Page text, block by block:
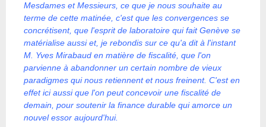
Mesdames et Messieurs, ce que je nous souhaite au
terme de cette matinée, c'est que les convergences se
concrétisent, que l'esprit de laboratoire qui fait Genève se
matérialise aussi et, je rebondis sur ce qu'a dit à l'instant
M. Yves Mirabaud en matière de fiscalité, que l'on
parvienne à abandonner un certain nombre de vieux
paradigmes qui nous retiennent et nous freinent. C'est en
effet ici aussi que l'on peut concevoir une fiscalité de
demain, pour soutenir la finance durable qui amorce un
nouvel essor aujourd'hui.